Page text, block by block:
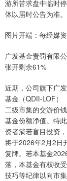
游所苦求盘中临时
体以届时公告为准。
图片开端：每经媒
广发基金责罚有限
张开剩余61%
近期，公司旗下广
基金（QDII-LOF）
二级市集的交游价
基金份额净值。特
资者淌若盲目投资
将于2026年2月2日
复牌。若本基金
落，本基金有权收
技巧等纪律以向市集